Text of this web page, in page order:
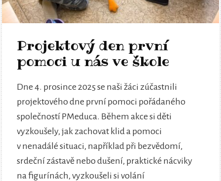
Projektový den první
pomoci u nás ve škole
Dne 4. prosince 2025 se naši žáci zúčastnili
projektového dne první pomoci pořádaného
společností PMeduca. Během akce si děti
vyzkoušely, jak zachovat klid a pomoci
v nenadálé situaci, například při bezvědomí,
srdeční zástavě nebo dušení, praktické nácviky
na figurínách, vyzkoušeli si volání